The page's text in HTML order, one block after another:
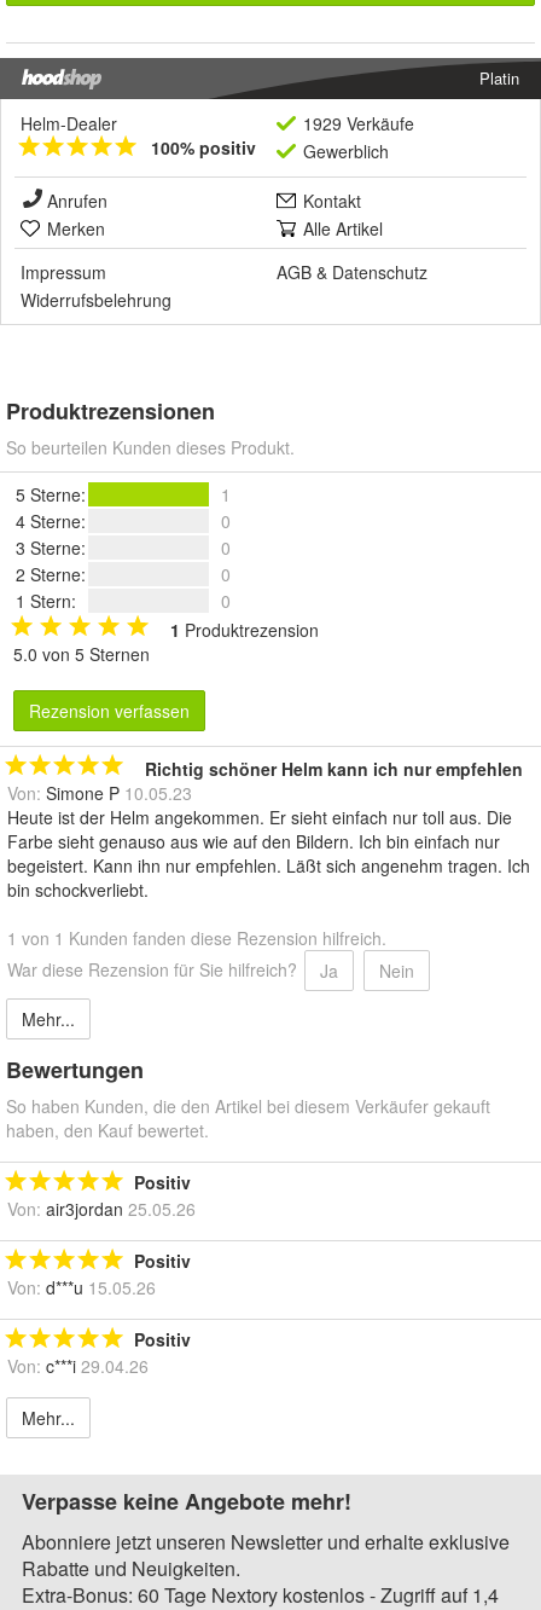
Platin
Helm-Dealer
100% positiv
1929 Verkäufe
Gewerblich
Anrufen
Kontakt
Merken
Alle Artikel
Impressum
AGB & Datenschutz
Widerrufsbelehrung
Produktrezensionen
So beurteilen Kunden dieses Produkt.
5 Sterne:
1
4 Sterne:
0
3 Sterne:
0
2 Sterne:
0
1 Stern:
0
1 Produktrezension
5.0 von 5 Sternen
Rezension verfassen
Richtig schöner Helm kann ich nur empfehlen
Von: Simone P 10.05.23
Heute ist der Helm angekommen. Er sieht einfach nur toll aus. Die
Farbe sieht genauso aus wie auf den Bildern. Ich bin einfach nur
begeistert. Kann ihn nur empfehlen. Läßt sich angenehm tragen. Ich
bin schockverliebt.
1 von 1 Kunden fanden diese Rezension hilfreich.
War diese Rezension für Sie hilfreich?
Ja
Nein
Mehr...
Bewertungen
So haben Kunden, die den Artikel bei diesem Verkäufer gekauft
haben, den Kauf bewertet.
Positiv
Von: air3jordan 25.05.26
Positiv
Von: d***u 15.05.26
Positiv
Von: c***i 29.04.26
Mehr...
Verpasse keine Angebote mehr!
Abonniere jetzt unseren Newsletter und erhalte exklusive
Rabatte und Neuigkeiten.
Extra-Bonus: 60 Tage Nextory kostenlos - Zugriff auf 1,4